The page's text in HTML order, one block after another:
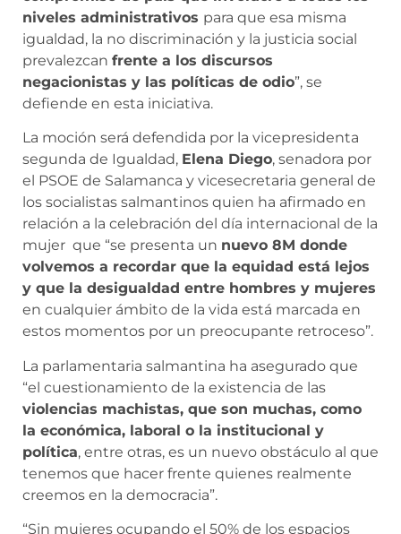
niveles administrativos para que esa misma
igualdad, la no discriminación y la justicia social
prevalezcan frente a los discursos
negacionistas y las políticas de odio”, se
defiende en esta iniciativa.
La moción será defendida por la vicepresidenta
segunda de Igualdad, Elena Diego, senadora por
el PSOE de Salamanca y vicesecretaria general de
los socialistas salmantinos quien ha afirmado en
relación a la celebración del día internacional de la
mujer que “se presenta un nuevo 8M donde
volvemos a recordar que la equidad está lejos
y que la desigualdad entre hombres y mujeres
en cualquier ámbito de la vida está marcada en
estos momentos por un preocupante retroceso”.
La parlamentaria salmantina ha asegurado que
“el cuestionamiento de la existencia de las
violencias machistas, que son muchas, como
la económica, laboral o la institucional y
política, entre otras, es un nuevo obstáculo al que
tenemos que hacer frente quienes realmente
creemos en la democracia”.
“Sin mujeres ocupando el 50% de los espacios